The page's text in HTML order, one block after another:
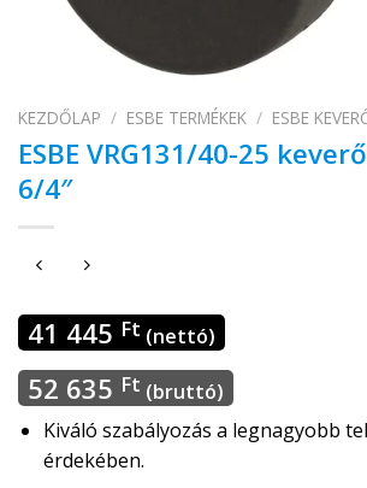
KEZDŐLAP / ESBE TERMÉKEK / ESBE
ESBE VRG131/40-25
6/4″
41 445 Ft (nettó)
52 635 Ft (bruttó)
Kiváló szabályozás a legnagyobb
érdekében.